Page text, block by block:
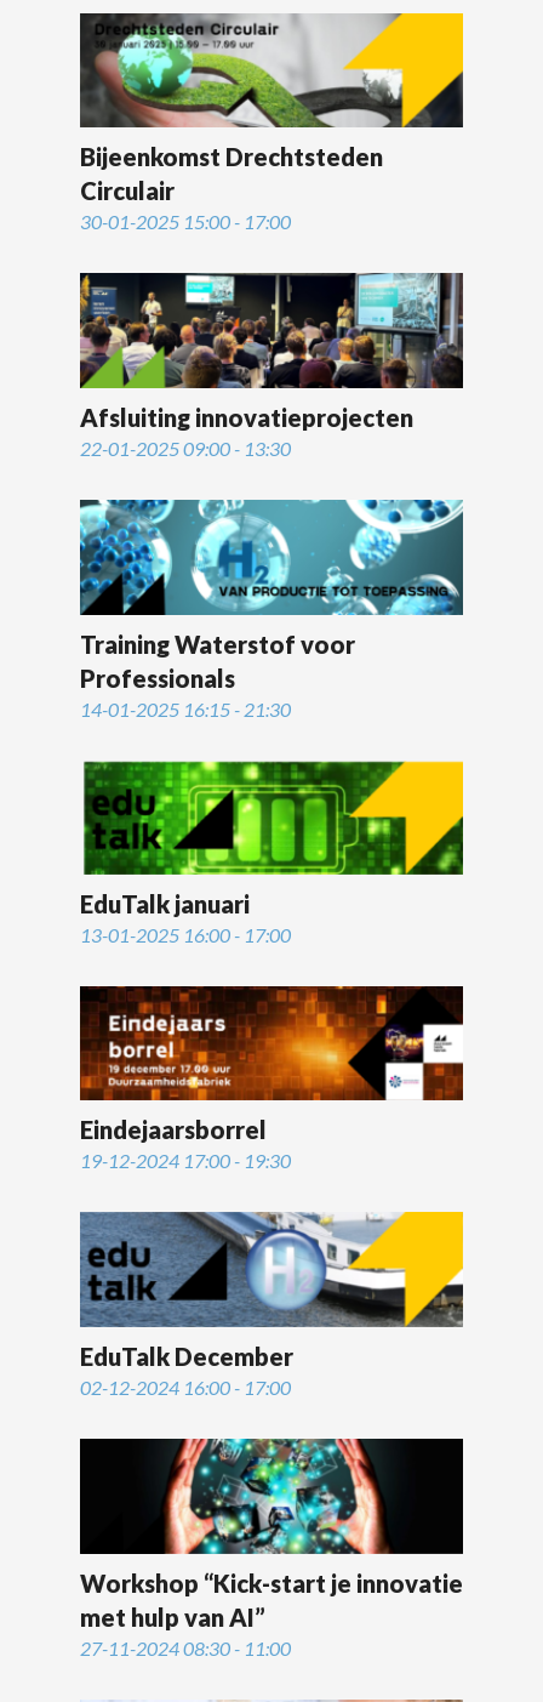
Bijeenkomst Drechtsteden
Circulair
30-01-2025 15:00 - 17:00
Afsluiting innovatieprojecten
22-01-2025 09:00 - 13:30
Training Waterstof voor
Professionals
14-01-2025 16:15 - 21:30
EduTalk januari
13-01-2025 16:00 - 17:00
Eindejaarsborrel
19-12-2024 17:00 - 19:30
EduTalk December
02-12-2024 16:00 - 17:00
Workshop “Kick-start je innovatie
met hulp van AI”
27-11-2024 08:30 - 11:00